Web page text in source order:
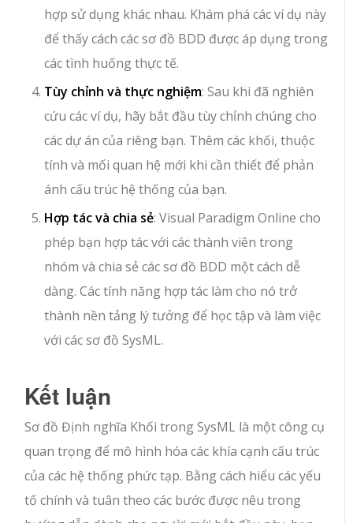
hợp sử dụng khác nhau. Khám phá các ví dụ này
để thấy cách các sơ đồ BDD được áp dụng trong
các tình huống thực tế.
Tùy chỉnh và thực nghiệm: Sau khi đã nghiên
cứu các ví dụ, hãy bắt đầu tùy chỉnh chúng cho
các dự án của riêng bạn. Thêm các khối, thuộc
tính và mối quan hệ mới khi cần thiết để phản
ánh cấu trúc hệ thống của bạn.
Hợp tác và chia sẻ: Visual Paradigm Online cho
phép bạn hợp tác với các thành viên trong
nhóm và chia sẻ các sơ đồ BDD một cách dễ
dàng. Các tính năng hợp tác làm cho nó trở
thành nền tảng lý tưởng để học tập và làm việc
với các sơ đồ SysML.
Kết luận
Sơ đồ Định nghĩa Khối trong SysML là một công cụ
quan trọng để mô hình hóa các khía cạnh cấu trúc
của các hệ thống phức tạp. Bằng cách hiểu các yếu
tố chính và tuân theo các bước được nêu trong